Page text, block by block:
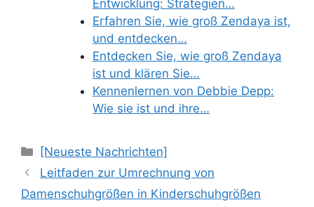
Entwicklung: Strategien…
Erfahren Sie, wie groß Zendaya ist,
und entdecken…
Entdecken Sie, wie groß Zendaya
ist und klären Sie…
Kennenlernen von Debbie Depp:
Wie sie ist und ihre…
Categories
[Neueste Nachrichten]
Leitfaden zur Umrechnung von
Damenschuhgrößen in Kinderschuhgrößen